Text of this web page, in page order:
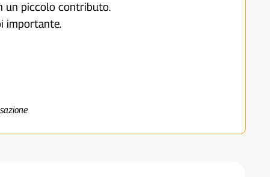
un piccolo contributo.
importante.